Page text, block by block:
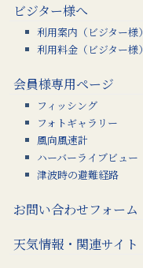
ビジター様へ
利用案内（ビジター様）
利用料金（ビジター様）
会員様専用ページ
フィッシング
フォトギャラリー
風向風速計
ハーバーライブビュー
津波時の避難経路
お問い合わせフォーム
天気情報・関連サイト